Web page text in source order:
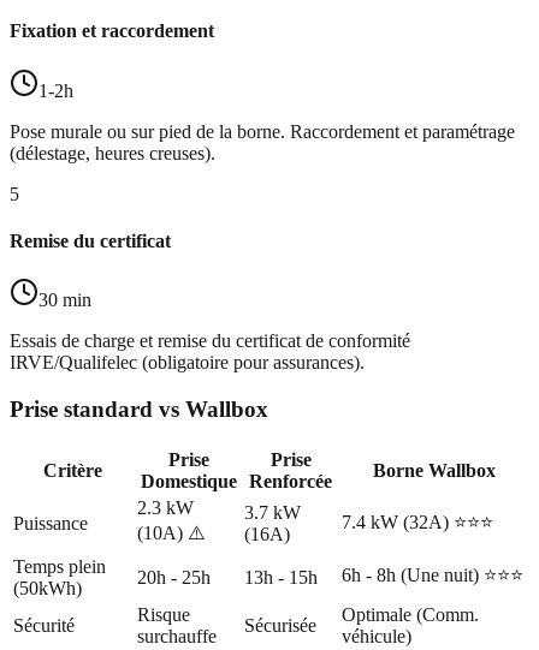
Fixation et raccordement
1-2h
Pose murale ou sur pied de la borne. Raccordement et paramétrage
(délestage, heures creuses).
5
Remise du certificat
30 min
Essais de charge et remise du certificat de conformité
IRVE/Qualifelec (obligatoire pour assurances).
Prise standard vs Wallbox
Critère
Prise
Domestique
Prise
Renforcée
Borne Wallbox
Puissance
2.3 kW
(10A) ⚠️
3.7 kW
(16A)
7.4 kW (32A) ⭐⭐⭐
Temps plein
(50kWh)
20h - 25h 13h - 15h 6h - 8h (Une nuit) ⭐⭐⭐
Sécurité
Risque
surchauffe
Sécurisée
Optimale (Comm.
véhicule)